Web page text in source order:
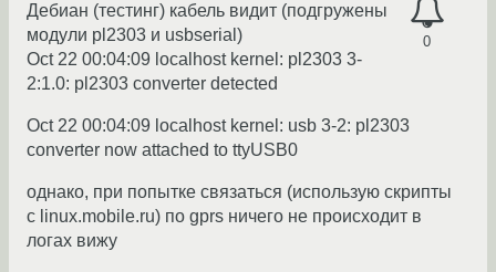
0
Дебиан (тестинг) кабель видит (подгружены
модули pl2303 и usbserial)
Oct 22 00:04:09 localhost kernel: pl2303 3-
2:1.0: pl2303 converter detected
Oct 22 00:04:09 localhost kernel: usb 3-2: pl2303
converter now attached to ttyUSB0
однако, при попытке связаться (использую скрипты
с linux.mobile.ru) по gprs ничего не происходит в
логах вижу